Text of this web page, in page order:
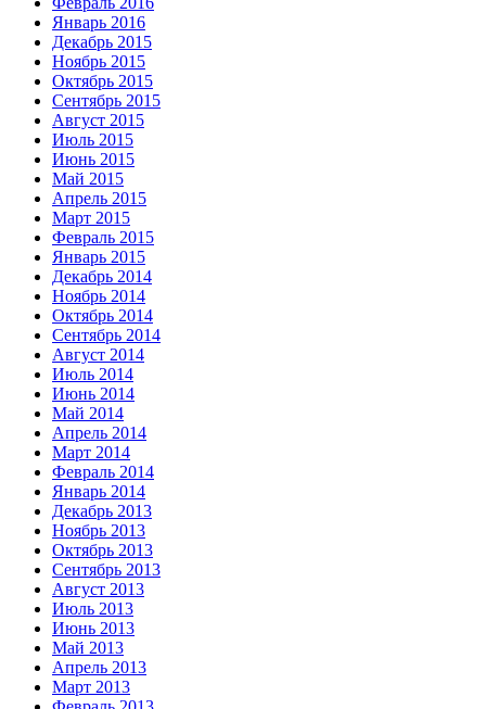
Январь 2016
Декабрь 2015
Ноябрь 2015
Октябрь 2015
Сентябрь 2015
Август 2015
Июль 2015
Июнь 2015
Май 2015
Апрель 2015
Март 2015
Февраль 2015
Январь 2015
Декабрь 2014
Ноябрь 2014
Октябрь 2014
Сентябрь 2014
Август 2014
Июль 2014
Июнь 2014
Май 2014
Апрель 2014
Март 2014
Февраль 2014
Январь 2014
Декабрь 2013
Ноябрь 2013
Октябрь 2013
Сентябрь 2013
Август 2013
Июль 2013
Июнь 2013
Май 2013
Апрель 2013
Март 2013